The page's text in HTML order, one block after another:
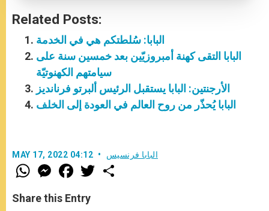
Related Posts:
البابا: سُلطتكم هي في الخدمة
البابا التقى كهنة أمبروزيّين بعد خمسين سنة على
سيامتهم الكهنوتيّة
الأرجنتين: البابا يستقبل الرئيس ألبرتو فرنانديز
البابا يُحذّر من روح العالم في العودة إلى الخلف
MAY 17, 2022 04:12 البابا فرنسيس
W
h
t
s
M
e
s
e
F
a
e
b
w
Share this Entry